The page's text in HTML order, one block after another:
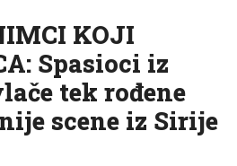
KOJI
Spasioci iz
tek rođene
scene iz Sirije